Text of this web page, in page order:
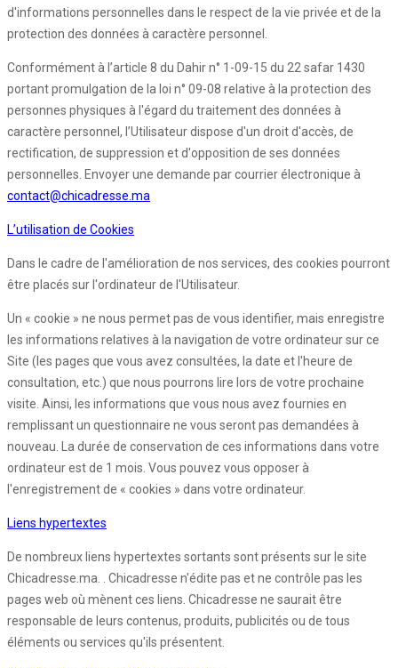
d'informations personnelles dans le respect de la vie privée et de la
protection des données à caractère personnel.
Conformément à l’article 8 du Dahir n° 1-09-15 du 22 safar 1430
portant promulgation de la loi n° 09-08 relative à la protection des
personnes physiques à l'égard du traitement des données à
caractère personnel, l’Utilisateur dispose d'un droit d'accès, de
rectification, de suppression et d'opposition de ses données
personnelles. Envoyer une demande par courrier électronique à
contact@chicadresse.ma
L’utilisation de Cookies
Dans le cadre de l'amélioration de nos services, des cookies pourront
être placés sur l'ordinateur de l'Utilisateur.
Un « cookie » ne nous permet pas de vous identifier, mais enregistre
les informations relatives à la navigation de votre ordinateur sur ce
Site (les pages que vous avez consultées, la date et l'heure de
consultation, etc.) que nous pourrons lire lors de votre prochaine
visite. Ainsi, les informations que vous nous avez fournies en
remplissant un questionnaire ne vous seront pas demandées à
nouveau. La durée de conservation de ces informations dans votre
ordinateur est de 1 mois. Vous pouvez vous opposer à
l'enregistrement de « cookies » dans votre ordinateur.
Liens hypertextes
De nombreux liens hypertextes sortants sont présents sur le site
Chicadresse.ma. . Chicadresse n'édite pas et ne contrôle pas les
pages web où mènent ces liens. Chicadresse ne saurait être
responsable de leurs contenus, produits, publicités ou de tous
éléments ou services qu'ils présentent.